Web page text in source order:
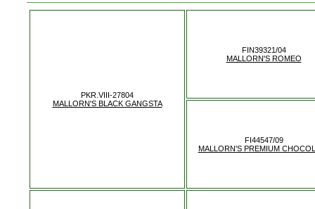
PKR.VIII-27804
MALLORN'S BLACK GANGSTA
FIN39321/04
MALLORN'S ROMEO
FI44547/09
MALLORN'S PREMIUM